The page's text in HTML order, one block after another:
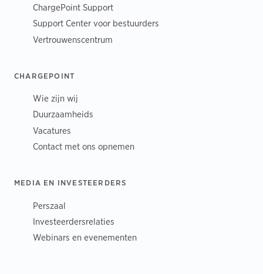
ChargePoint Support
Support Center voor bestuurders
Vertrouwenscentrum
CHARGEPOINT
Wie zijn wij
Duurzaamheids
Vacatures
Contact met ons opnemen
MEDIA EN INVESTEERDERS
Perszaal
Investeerdersrelaties
Webinars en evenementen